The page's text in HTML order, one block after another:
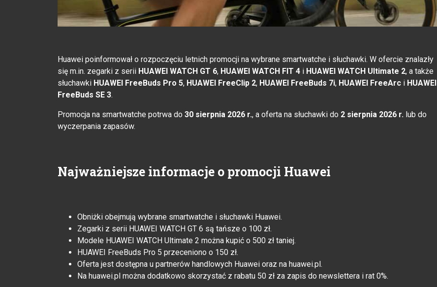
Huawei poinformował o rozpoczęciu letnich promocji na wybrane smartwatche i słuchawki. W ofercie znalazły
się m.in. zegarki z serii HUAWEI WATCH GT 6, HUAWEI WATCH FIT 4 i HUAWEI WATCH Ultimate 2, a także
słuchawki HUAWEI FreeBuds Pro 5, HUAWEI FreeClip 2, HUAWEI FreeBuds 7i, HUAWEI FreeArc i HUAWEI
FreeBuds SE 3.
Promocja na smartwatche potrwa do 30 sierpnia 2026 r., a oferta na słuchawki do 2 sierpnia 2026 r. lub do
wyczerpania zapasów.
Najważniejsze informacje o promocji Huawei
Obniżki obejmują wybrane smartwatche i słuchawki Huawei.
Zegarki z serii HUAWEI WATCH GT 6 są tańsze o 100 zł.
Modele HUAWEI WATCH Ultimate 2 można kupić o 500 zł taniej.
HUAWEI FreeBuds Pro 5 przeceniono o 150 zł.
Oferta jest dostępna u partnerów handlowych Huawei oraz na huawei.pl.
Na huawei.pl można dodatkowo skorzystać z rabatu 50 zł za zapis do newslettera i rat 0%.